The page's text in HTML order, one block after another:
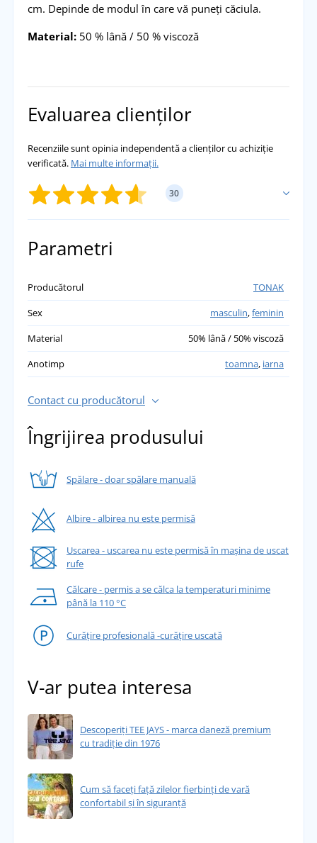
cm. Depinde de modul în care vă puneți căciula.
Material:50 % lână / 50 % viscoză
Evaluarea clienților
Recenziile sunt opinia independentă a clienților cu achiziție
verificată. Mai multe informații.
30
Drahomíra Placerová
Livrare rapidă, produse de calitate.
Ivana
Sunt foarte mulțumită de fesul pe culoarea
přidáno 24.01.2023
Parametri
Producătorul
TONAK
Sex
masculin,feminin
Material
50% lână / 50% viscoză
Anotimp
toamna, iarna
Contact cu producătorul
Îngrijirea produsului
Spălare - doar spălare manuală
Albire - albirea nu este permisă
Uscarea - uscarea nu este permisă în mașina de uscat
rufe
Călcare - permis a se călca la temperaturi minime
până la 110 °C
Curățire profesională -curățire uscată
V-ar putea interesa
Descoperiți TEE JAYS - marca daneză premium
cu tradiție din 1976
Cum să faceți față zilelor fierbinți de vară
confortabil și în siguranță